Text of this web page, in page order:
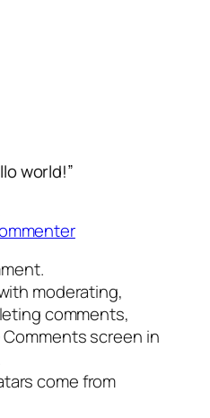
world!”
moderating,
comments,
screen in
come from